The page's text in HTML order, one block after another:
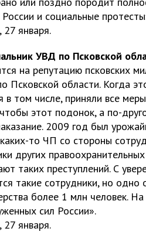
и социальные
января.
УВД по Псковской
на репутацию псковских
Псковской области. Когда
том числе, приняли все
этот подонок, а по-
2009 год был
то ЧП со стороны
других
таких преступлений. С
такие сотрудники, но одно
более 1 млн человек. На
сил России».
января.